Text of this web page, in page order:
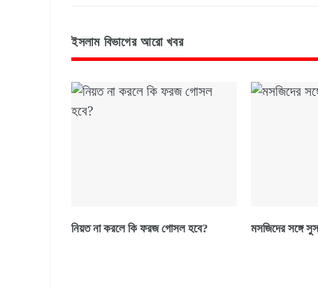
ইসলাম বিভাগের আরো খবর
নিয়ত না করলে কি ফরজ গোসল হবে? মসজিদের সঙ্গে